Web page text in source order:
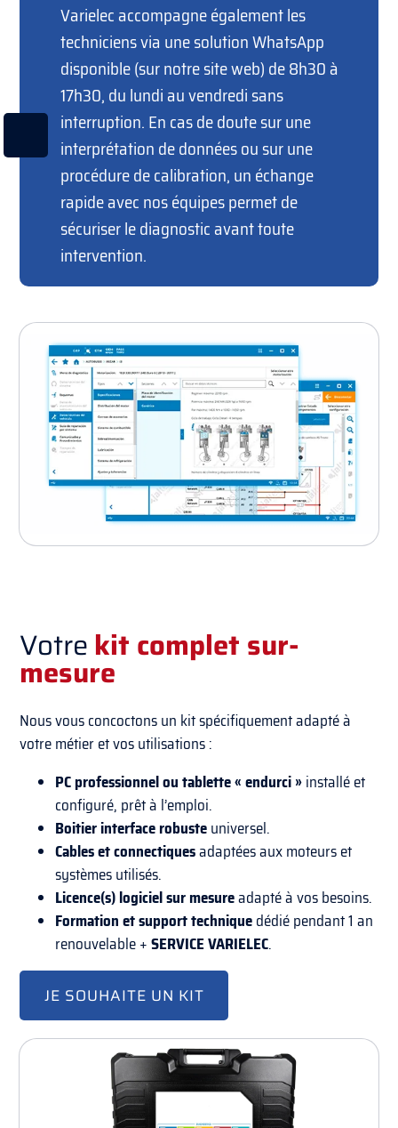
Varielec accompagne également les
techniciens via une solution WhatsApp
disponible (sur notre site web) de 8h30 à
17h30, du lundi au vendredi sans
interruption. En cas de doute sur une
interprétation de données ou sur une
procédure de calibration, un échange
rapide avec nos équipes permet de
sécuriser le diagnostic avant toute
intervention.
Votre kit complet sur-
mesure
Nous vous concoctons un kit spécifiquement adapté à
votre métier et vos utilisations :
PC professionnel ou tablette « endurci »installé et
configuré, prêt à l’emploi.
Boitier interface robusteuniversel.
Cables et connectiquesadaptées aux moteurs et
systèmes utilisés.
Licence(s) logiciel sur mesureadapté à vos besoins.
Formation et support techniquedédié pendant 1 an
renouvelable +SERVICE VARIELEC.
JE SOUHAITE UN KIT